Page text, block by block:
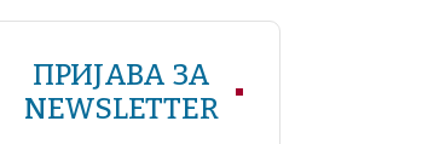
ПРИЈАВА ЗА
NEWSLETTER